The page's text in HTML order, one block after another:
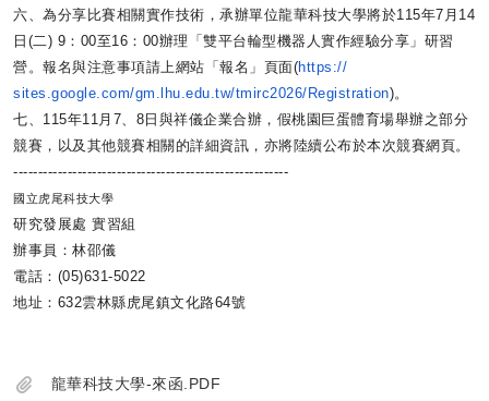
六、為分享比賽相關實作技術， 承辦單位龍華科技大學將於115年7月14
日(二) 9：00至16：00辦理「雙平台輪型機器人實作經驗分享」 研習
營。報名與注意事項請上網站「報名」頁面(https://
sites.google.com/gm.lhu.edu. tw/tmirc2026/Registration)。
七、115年11月7、8日與祥儀企業合辦， 假桃園巨蛋體育場舉辦之部分
競賽，以及其他競賽相關的詳細資訊， 亦將陸續公布於本次競賽網頁。
--------------------------------------------------------
國立虎尾科技大學
研究發展處 實習組
辦事員：林邵儀
電話：(05)631-5022
地址：632雲林縣虎尾鎮文化路64號
龍華科技大學-來函.PDF